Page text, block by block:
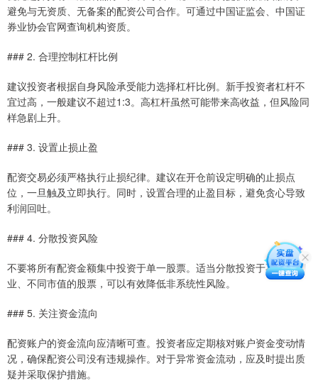
避免与无资质、无备案的配资公司合作。可通过中国证监会、中国证
券业协会官网查询机构资质。
### 2. 合理控制杠杆比例
建议投资者根据自身风险承受能力选择杠杆比例。新手投资者杠杆不
宜过高，一般建议不超过1:3。高杠杆虽然可能带来高收益，但风险同
样急剧上升。
### 3. 设置止损止盈
配资交易必须严格执行止损纪律。建议在开仓前设定明确的止损点
位，一旦触及立即执行。同时，设置合理的止盈目标，避免贪心导致
利润回吐。
### 4. 分散投资风险
不要将所有配资金额集中投资于单一股票。适当分散投资于不同行
业、不同市值的股票，可以有效降低非系统性风险。
### 5. 关注资金流向
配资账户的资金流向应清晰可查。投资者应定期核对账户资金变动情
况，确保配资公司没有违规操作。对于异常资金流动，应及时提出质
疑并采取保护措施。